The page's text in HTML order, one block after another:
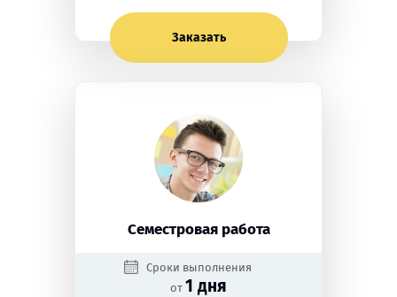
Заказать
Семестровая работа
Сроки выполнения
от 1 дня